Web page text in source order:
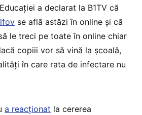
a declarat la B1TV că
se află astăzi în online și că
le treci pe toate în online chiar
copiii vor să vină la școală,
în care rata de infectare nu
a reacționat la cererea